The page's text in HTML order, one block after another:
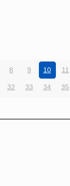
8 9 10 11
32 33 34 35